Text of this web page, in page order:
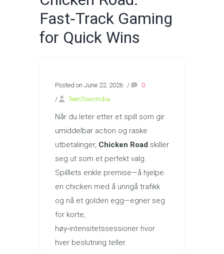
Fast‑Track Gaming
for Quick Wins
Posted on June 22, 2026 /
0
/
TeenTownIndia
Når du leter etter et spill som gir
umiddelbar action og raske
utbetalinger, Chicken Road skiller
seg ut som et perfekt valg.
Spilllets enkle premise—å hjelpe
en chicken med å unngå trafikk
og nå et golden egg—egner seg
for korte,
høy‑intensitetssessioner hvor
hver beslutning teller.